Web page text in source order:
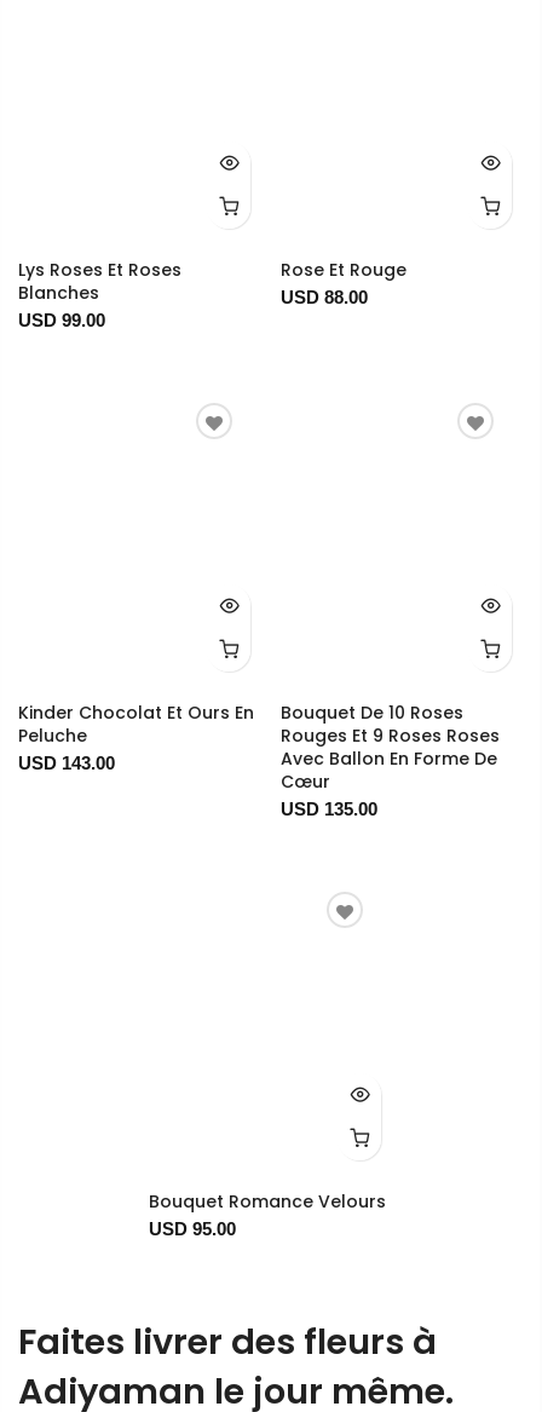
Lys Roses Et Roses
Blanches
USD 99.00
Rose Et Rouge
USD 88.00
Kinder Chocolat Et Ours En
Peluche
USD 143.00
Bouquet De 10 Roses
Rouges Et 9 Roses Roses
Avec Ballon En Forme De
Cœur
USD 135.00
Bouquet Romance Velours
USD 95.00
Faites livrer des fleurs à
Adiyaman le jour même.